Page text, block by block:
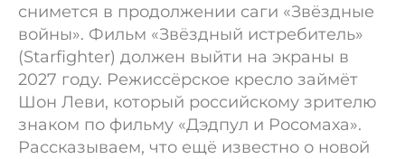
снимется в продолжении саги «Звёздные
войны». Фильм «Звёздный истребитель»
(Starfighter) должен выйти на экраны в
2027 году. Режиссёрское кресло займёт
Шон Леви, который российскому зрителю
знаком по фильму «Дэдпул и Росомаха».
Рассказываем, что ещё известно о новой